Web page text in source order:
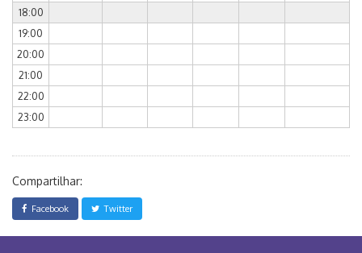
18:00
19:00
20:00
21:00
22:00
23:00
Compartilhar:
Facebook Twitter